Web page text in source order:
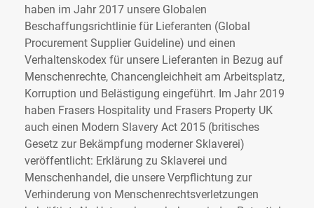
haben im Jahr 2017 unsere Globalen
Beschaffungsrichtlinie für Lieferanten (Global
Procurement Supplier Guideline) und einen
Verhaltenskodex für unsere Lieferanten in Bezug auf
Menschenrechte, Chancengleichheit am Arbeitsplatz,
Korruption und Belästigung eingeführt. Im Jahr 2019
haben Frasers Hospitality und Frasers Property UK
auch einen Modern Slavery Act 2015 (britisches
Gesetz zur Bekämpfung moderner Sklaverei)
veröffentlicht: Erklärung zu Sklaverei und
Menschenhandel, die unsere Verpflichtung zur
Verhinderung von Menschenrechtsverletzungen